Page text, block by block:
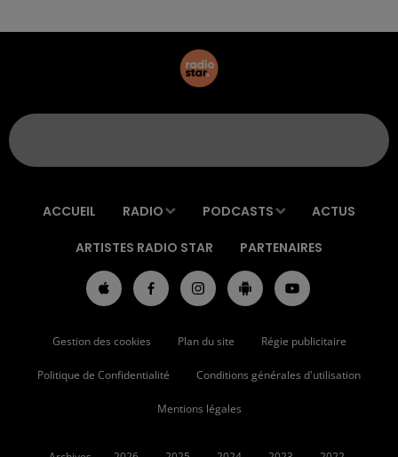
ACCUEIL RADIO PODCASTS ACTUS
ARTISTES RADIO STAR PARTENAIRES
Gestion des cookies Plan du site Régie publicitaire
Politique de Confidentialité Conditions générales d'utilisation
Mentions légales